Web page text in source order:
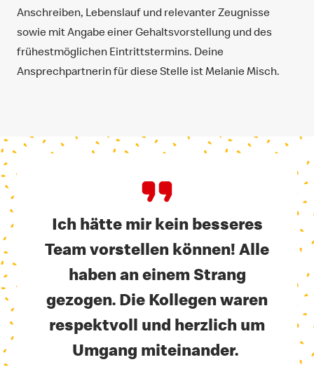
Anschreiben, Lebenslauf und relevanter Zeugnisse
sowie mit Angabe einer Gehaltsvorstellung und des
frühestmöglichen Eintrittstermins. Deine
Ansprechpartnerin für diese Stelle ist Melanie Misch.
Ich hätte mir kein besseres
Team vorstellen können! Alle
haben an einem Strang
gezogen. Die Kollegen waren
respektvoll und herzlich um
Umgang miteinander.